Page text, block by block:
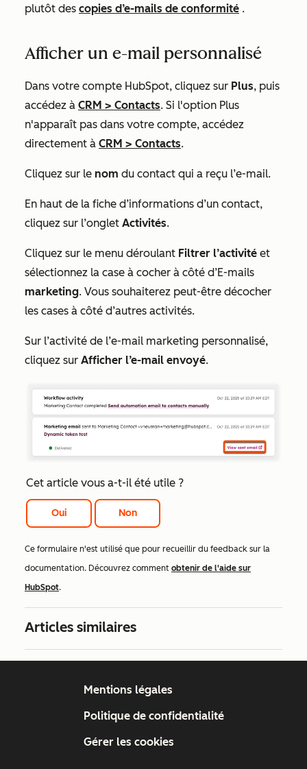
plutôt des copies d’e-mails de conformité .
Afficher un e-mail personnalisé
Dans votre compte HubSpot, cliquez sur Plus, puis
accédez à CRM > Contacts. Si l'option Plus
n'apparaît pas dans votre compte, accédez
directement à CRM > Contacts.
Cliquez sur le nom du contact qui a reçu l’e-mail.
En haut de la fiche d’informations d’un contact,
cliquez sur l’onglet Activités.
Cliquez sur le menu déroulant Filtrer l’activité et
sélectionnez la case à cocher à côté d’E-mails
marketing. Vous souhaiterez peut-être décocher
les cases à côté d’autres activités.
Sur l’activité de l’e-mail marketing personnalisé,
cliquez sur Afficher l’e-mail envoyé.
Cet article vous a-t-il été utile ?
Oui Non
Ce formulaire n'est utilisé que pour recueillir du feedback sur la
documentation. Découvrez comment obtenir de l'aide sur
HubSpot.
Articles similaires
Mentions légales
Politique de confidentialité
Gérer les cookies